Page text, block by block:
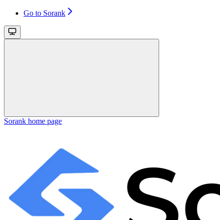
Go to Sorank
Sorank home page